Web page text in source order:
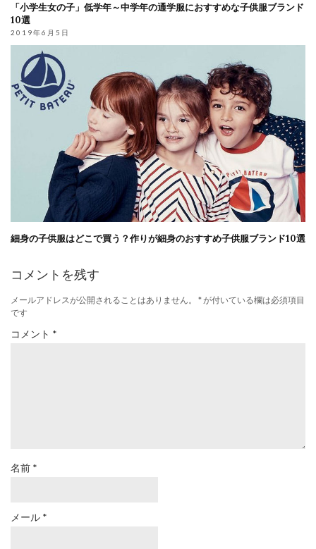
「小学生女の子」低学年～中学年の通学服におすすめな子供服ブランド
10選
2019年6月5日
細身の子供服はどこで買う？作りが細身のおすすめ子供服ブランド10選
コメントを残す
メールアドレスが公開されることはありません。 *が付いている欄は必須項目
です
コメント *
名前 *
メール *